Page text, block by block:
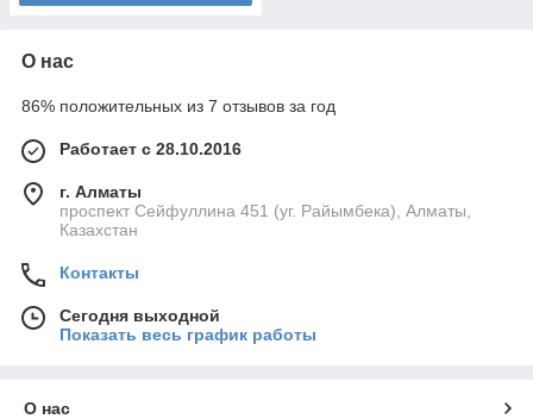
О нас
86% положительных из 7 отзывов за год
Работает с 28.10.2016
г. Алматы
проспект Сейфуллина 451 (уг. Райымбека), Алматы,
Казахстан
Контакты
Сегодня выходной
Показать весь график работы
О нас